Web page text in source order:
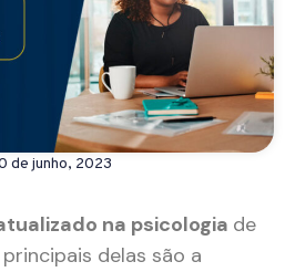
de junho, 2023
na psicologia de
delas são a